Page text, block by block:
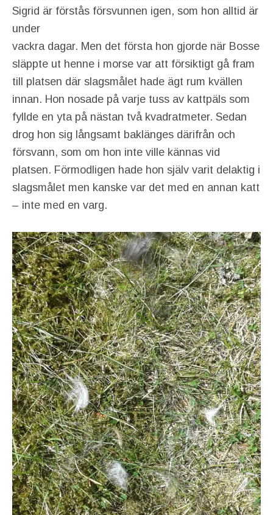
Sigrid är förstås försvunnen igen, som hon alltid är
under
vackra dagar. Men det första hon gjorde när Bosse
släppte ut henne i morse var att försiktigt gå fram
till platsen där slagsmålet hade ägt rum kvällen
innan. Hon nosade på varje tuss av kattpäls som
fyllde en yta på nästan två kvadratmeter. Sedan
drog hon sig långsamt baklänges därifrån och
försvann, som om hon inte ville kännas vid
platsen. Förmodligen hade hon själv varit delaktig i
slagsmålet men kanske var det med en annan katt
– inte med en varg.